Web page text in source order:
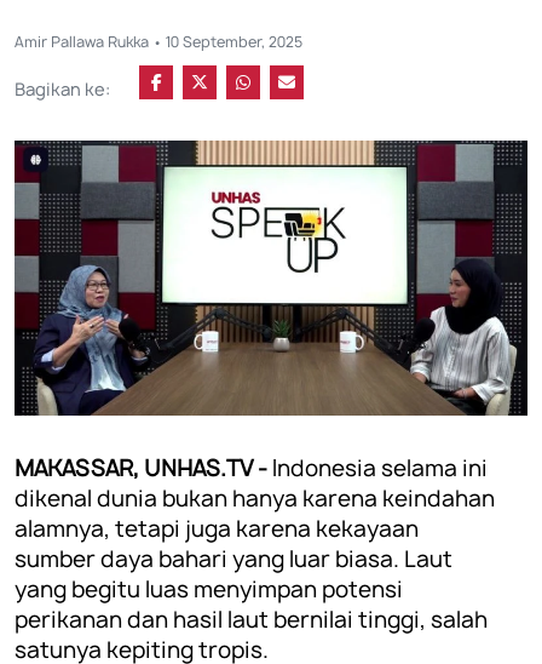
Amir Pallawa Rukka • 10 September, 2025
Bagikan ke:
MAKASSAR, UNHAS.TV - Indonesia selama ini
dikenal dunia bukan hanya karena keindahan
alamnya, tetapi juga karena kekayaan
sumber daya bahari yang luar biasa. Laut
yang begitu luas menyimpan potensi
perikanan dan hasil laut bernilai tinggi, salah
satunya kepiting tropis.